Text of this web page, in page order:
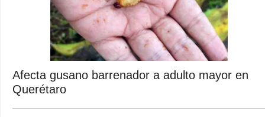
Afecta gusano barrenador a adulto mayor en
Querétaro